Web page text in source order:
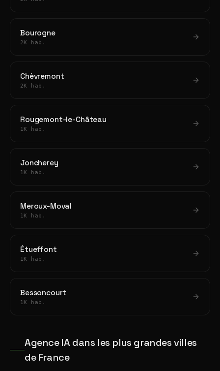
Bourogne
2K hab.
Chèvremont
2K hab.
Rougemont-le-Château
1K hab.
Joncherey
1K hab.
Meroux-Moval
1K hab.
Étueffont
1K hab.
Bessoncourt
1K hab.
Agence IA dans les plus grandes villes
de France